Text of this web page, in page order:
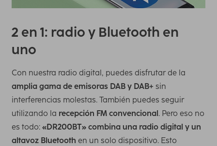
2 en 1: radio y Bluetooth en
uno
Con nuestra radio digital, puedes disfrutar de la
amplia gama de emisoras DAB y DAB+ sin
interferencias molestas. También puedes seguir
utilizando la recepción FM convencional. Pero eso no
es todo: «DR200BT» combina una radio digital y un
altavoz Bluetooth en un solo dispositivo. Esto